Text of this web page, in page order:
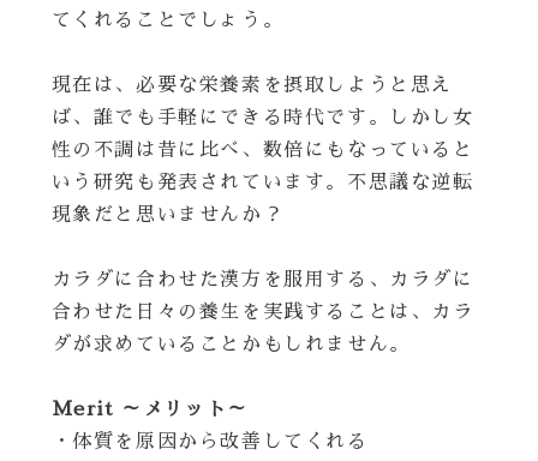
てくれることでしょう。
現在は、必要な栄養素を摂取しようと思え
ば、誰でも手軽にできる時代です。しかし女
性の不調は昔に比べ、数倍にもなっていると
いう研究も発表されています。不思議な逆転
現象だと思いませんか？
カラダに合わせた漢方を服用する、カラダに
合わせた日々の養生を実践することは、カラ
ダが求めていることかもしれません。
Merit ～メリット～
・体質を原因から改善してくれる